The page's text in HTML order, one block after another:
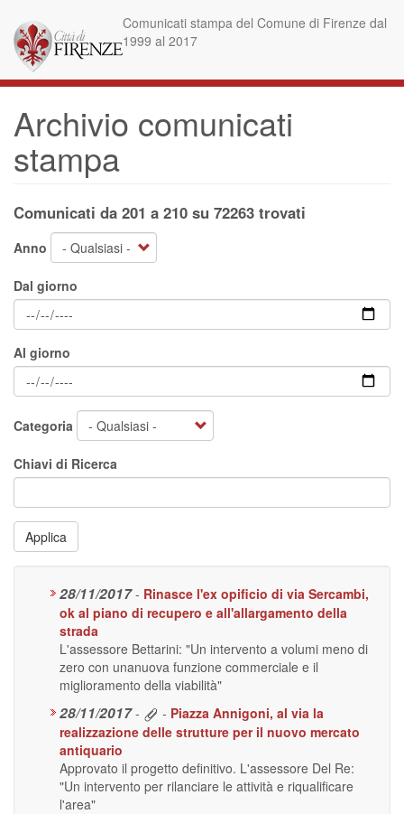
contenuto
principale
Comunicati stampa del Comune di Firenze dal
1999 al 2017
Archivio comunicati
stampa
Comunicati da 201 a 210 su 72263 trovati
Anno
Dal giorno
Al giorno
Categoria
Chiavi di Ricerca
Applica
28/11/2017 - Rinasce l'ex opificio di via Sercambi,
ok al piano di recupero e all'allargamento della
strada
L'assessore Bettarini: "Un intervento a volumi meno di
zero con unanuova funzione commerciale e il
miglioramento della viabilità"
28/11/2017 - - Piazza Annigoni, al via la
realizzazione delle strutture per il nuovo mercato
antiquario
Approvato il progetto definitivo. L'assessore Del Re:
"Un intervento per rilanciare le attività e riqualificare
l'area"